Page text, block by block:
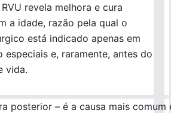
revela melhora e cura
a idade, razão pela qual o
está indicado apenas em
especiais e, raramente, antes do
vida.
posterior – é a causa mais comum